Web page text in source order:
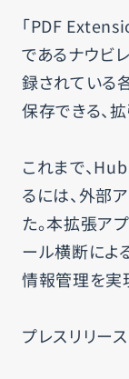
「PDF
であるナウビ
録されている
保存できる、
これまで、
るには、外部
た。本拡張ア
ール横断によ
情報管理を実
プレスリリー